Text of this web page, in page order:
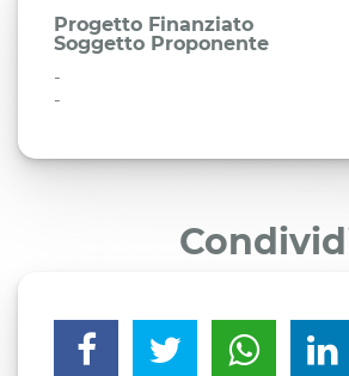
Progetto Finanziato
Soggetto Proponente
-
-